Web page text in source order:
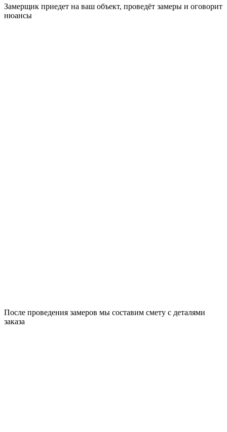
Замерщик приедет на ваш объект, проведёт замеры и оговорит
нюансы
После проведения замеров мы составим смету с деталями
заказа